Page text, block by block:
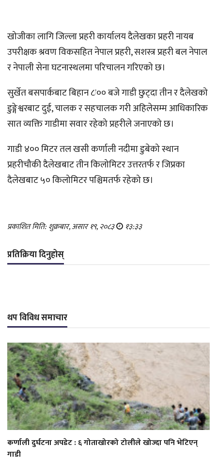
खोजीका लागि जिल्ला प्रहरी कार्यालय दैलेखका प्रहरी नायब
उपरीक्षक श्रवण विकसहित नेपाल प्रहरी, सशस्त्र प्रहरी बल नेपाल
र नेपाली सेना घटनास्थलमा परिचालन गरिएको छ।
सुर्खेत बसपार्कबाट बिहान ८ः०० बजे गाडी छुट्दा तीन र दैलेखको
डुङ्गेश्वरबाट दुई, चालक र सहचालक गरी अहिलेसम्म आधिकारिक
सात व्यक्ति गाडीमा सवार रहेको प्रहरीले जनाएको छ।
गाडी ४०० मिटर तल खसी कर्णाली नदीमा डुबेको स्थान
प्रहरीचौकी दैलेखबाट तीन किलोमिटर उत्तरतर्फ र जिप्रका
दैलेखबाट ५० किलोमिटर पश्चिमतर्फ रहेको छ।
प्रकाशित मिति: शुक्रबार, असार १९, २०८३ १३:३३
प्रतिक्रिया दिनुहोस्
थप विविध समाचार
कर्णाली दुर्घटना अपडेट : ६ गोताखोरको टोलीले खोज्दा पनि भेटिएन्
गाडी